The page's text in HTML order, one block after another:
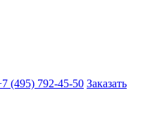
(495) 792-45-50 Заказать